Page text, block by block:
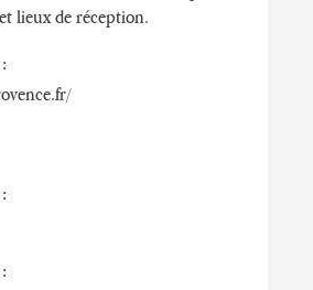
lieux de réception.